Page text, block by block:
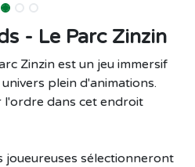
- Le Parc Zinzin
Zinzin est un jeu immersif
plein d'animations.
dans cet endroit
joueureuses sélectionneront